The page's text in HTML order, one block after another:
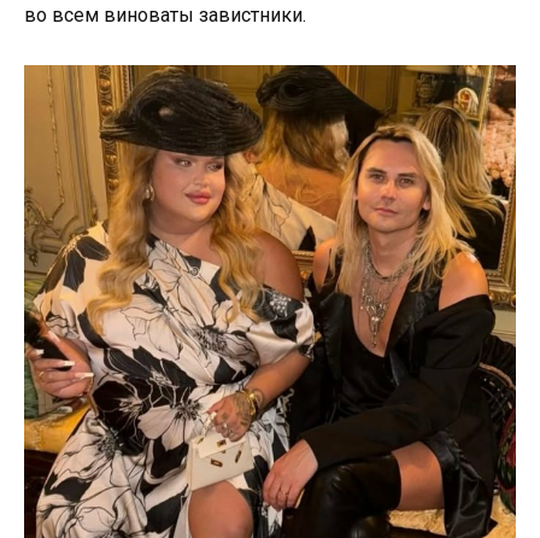
во всем виноваты завистники.